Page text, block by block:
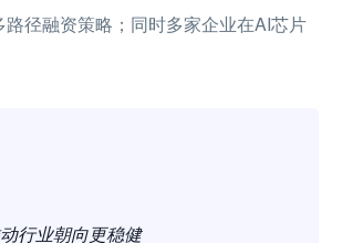
径融资策略；同时多家企业在AI芯片
行业朝向更稳健